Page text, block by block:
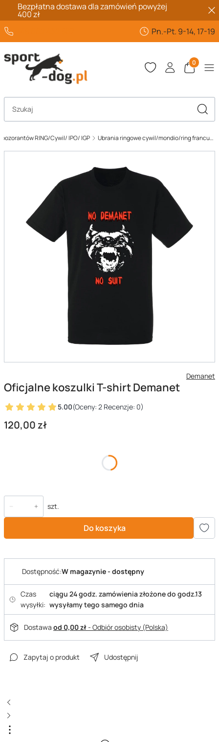
Bezpłatna dostawa dla zamówień powyżej
400 zł
Pn.-Pt. 9-14, 17-19
Produkty
Otwórz wyszukiwarkę
pozorantów RING/Cywil/ IPO/ IGP Ubrania ringowe cywil/mondio/ring francuski
Demanet
Oficjalne koszulki T-shirt Demanet
5.00(Oceny: 2 Recenzje: 0)
Cena
120,00 zł
szt.
Do koszyka
Dostępność:W magazynie - dostępny
Czas
wysyłki:
ciągu 24 godz. zamówienia złożone do godz.13
wysyłamy tego samego dnia
Dostawa od 0,00 zł- Odbiór osobisty (Polska)
Zapytaj o produkt Udostępnij